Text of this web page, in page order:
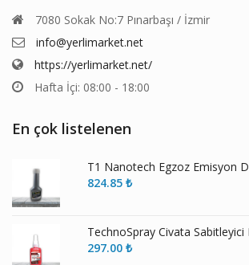
7080 Sokak No:7 Pınarbaşı / İzmir
info@yerlimarket.net
https://yerlimarket.net/
Hafta İçi: 08:00 - 18:00
En çok listelenen
T1 Nanotech Egzoz Emisyon
824.85 ₺
TechnoSpray Civata
297.00 ₺